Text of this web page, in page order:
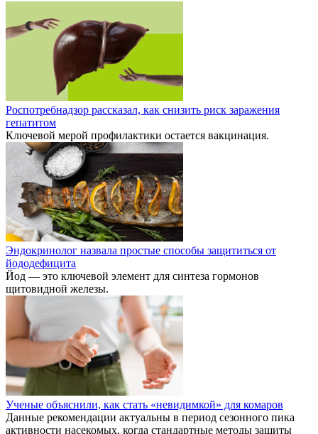
Роспотребнадзор рассказал, как снизить риск заражения
гепатитом
Ключевой мерой профилактики остается вакцинация.
Эндокринолог назвала простые способы защититься от
йододефицита
Йод — это ключевой элемент для синтеза гормонов
щитовидной железы.
Ученые объяснили, как стать «невидимкой» для комаров
Данные рекомендации актуальны в период сезонного пика
активности насекомых, когда стандартные методы защиты